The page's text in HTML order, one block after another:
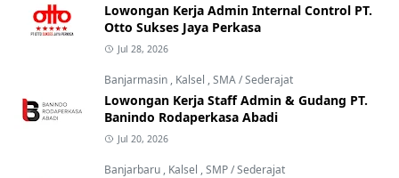
Lowongan Kerja Admin Internal Control PT.
Otto Sukses Jaya Perkasa
Jul 28, 2026
Banjarmasin , Kalsel ,SMA / Sederajat
Lowongan Kerja Staff Admin & Gudang PT.
Banindo Rodaperkasa Abadi
Jul 20, 2026
Banjarbaru , Kalsel ,SMP / Sederajat